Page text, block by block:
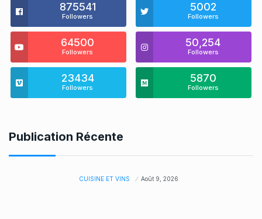
875541
Followers
5002
Followers
64500
Followers
50,254
Followers
23434
Followers
5870
Followers
Publication Récente
CUISINE ET VINS Août 9, 2026